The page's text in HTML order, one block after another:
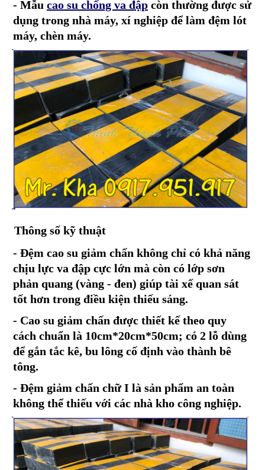
- Mẫu cao su chống va đập còn thường được sử
dụng trong nhà máy, xí nghiệp để làm đệm lót
máy, chèn máy.
Thông số kỹ thuật
- Đệm cao su giảm chấn không chỉ có khả năng
chịu lực va đập cực lớn mà còn có lớp sơn
phản quang (vàng - đen) giúp tài xế quan sát
tốt hơn trong điều kiện thiếu sáng.
- Cao su giảm chấn được thiết kế theo quy
cách chuẩn là 10cm*20cm*50cm; có 2 lỗ dùng
để gắn tắc kê, bu lông cố định vào thành bê
tông.
- Đệm giảm chấn chữ I là sản phẩm an toàn
không thể thiếu với các nhà kho công nghiệp.